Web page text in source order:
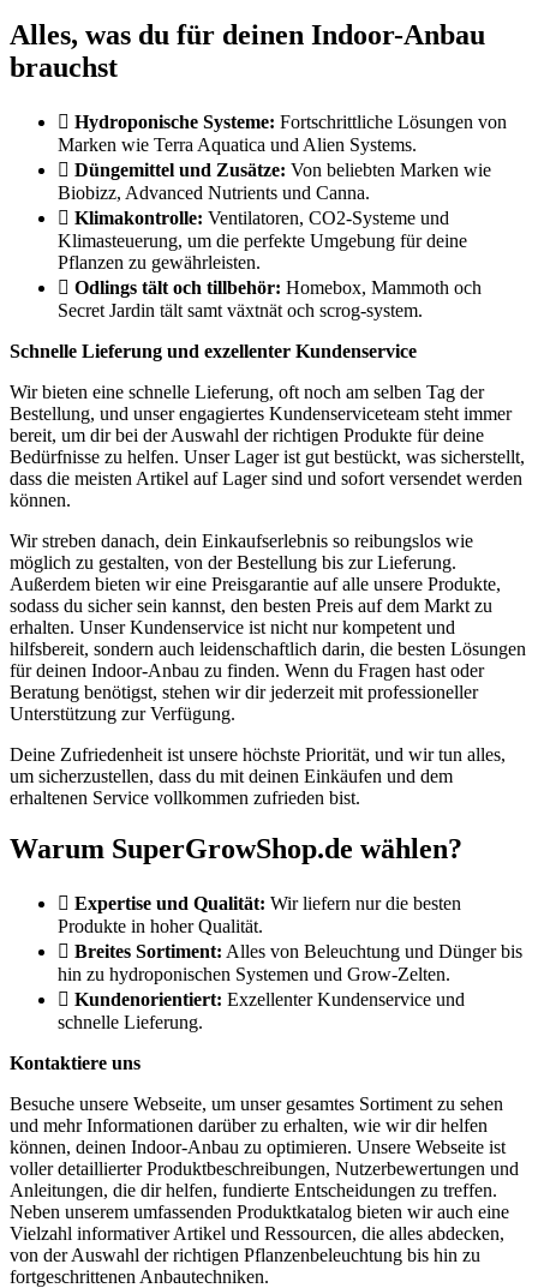
Alles, was du für deinen Indoor-Anbau
brauchst
Hydroponische Systeme: Fortschrittliche Lösungen von
Marken wie Terra Aquatica und Alien Systems.
Düngemittel und Zusätze: Von beliebten Marken wie
Biobizz, Advanced Nutrients und Canna.
Klimakontrolle: Ventilatoren, CO2-Systeme und
Klimasteuerung, um die perfekte Umgebung für deine
Pflanzen zu gewährleisten.
Odlings tält och tillbehör: Homebox, Mammoth och
Secret Jardin tält samt växtnät och scrog-system.
Schnelle Lieferung und exzellenter Kundenservice
Wir bieten eine schnelle Lieferung, oft noch am selben Tag der
Bestellung, und unser engagiertes Kundenserviceteam steht immer
bereit, um dir bei der Auswahl der richtigen Produkte für deine
Bedürfnisse zu helfen. Unser Lager ist gut bestückt, was sicherstellt,
dass die meisten Artikel auf Lager sind und sofort versendet werden
können.
Wir streben danach, dein Einkaufserlebnis so reibungslos wie
möglich zu gestalten, von der Bestellung bis zur Lieferung.
Außerdem bieten wir eine Preisgarantie auf alle unsere Produkte,
sodass du sicher sein kannst, den besten Preis auf dem Markt zu
erhalten. Unser Kundenservice ist nicht nur kompetent und
hilfsbereit, sondern auch leidenschaftlich darin, die besten Lösungen
für deinen Indoor-Anbau zu finden. Wenn du Fragen hast oder
Beratung benötigst, stehen wir dir jederzeit mit professioneller
Unterstützung zur Verfügung.
Deine Zufriedenheit ist unsere höchste Priorität, und wir tun alles,
um sicherzustellen, dass du mit deinen Einkäufen und dem
erhaltenen Service vollkommen zufrieden bist.
Warum SuperGrowShop.de wählen?
Expertise und Qualität: Wir liefern nur die besten
Produkte in hoher Qualität.
Breites Sortiment: Alles von Beleuchtung und Dünger bis
hin zu hydroponischen Systemen und Grow-Zelten.
Kundenorientiert: Exzellenter Kundenservice und
schnelle Lieferung.
Kontaktiere uns
Besuche unsere Webseite, um unser gesamtes Sortiment zu sehen
und mehr Informationen darüber zu erhalten, wie wir dir helfen
können, deinen Indoor-Anbau zu optimieren. Unsere Webseite ist
voller detaillierter Produktbeschreibungen, Nutzerbewertungen und
Anleitungen, die dir helfen, fundierte Entscheidungen zu treffen.
Neben unserem umfassenden Produktkatalog bieten wir auch eine
Vielzahl informativer Artikel und Ressourcen, die alles abdecken,
von der Auswahl der richtigen Pflanzenbeleuchtung bis hin zu
fortgeschrittenen Anbautechniken.